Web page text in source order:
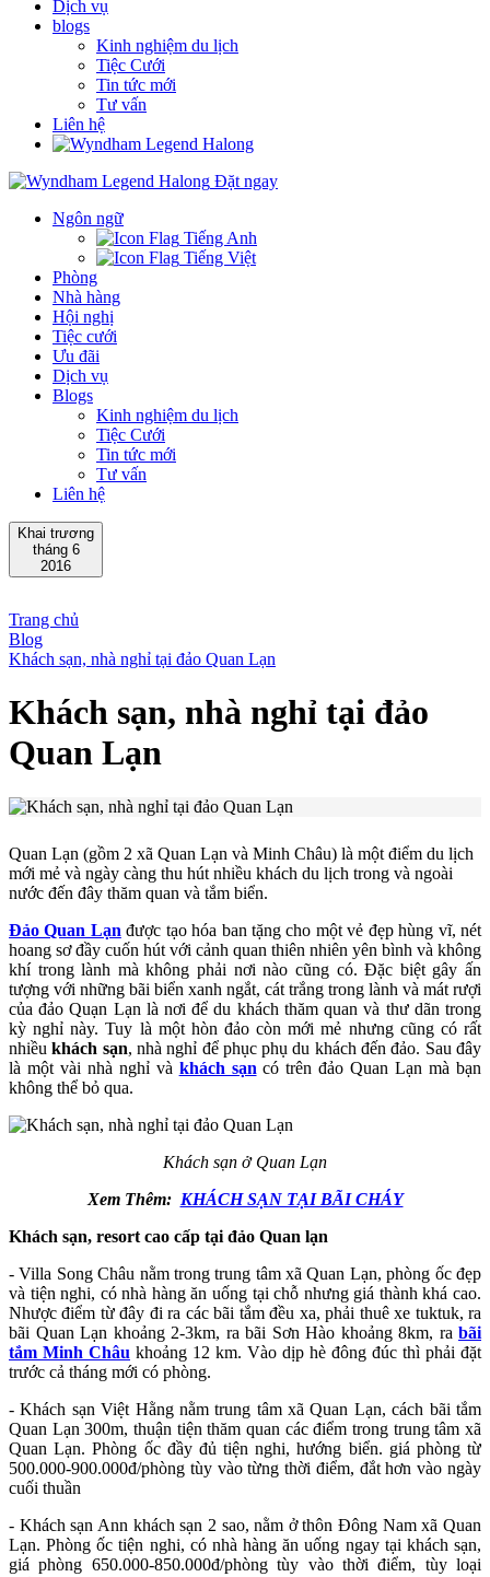
Dịch vụ
blogs
Kinh nghiệm du lịch
Tiệc Cưới
Tin tức mới
Tư vấn
Liên hệ
Đặt ngay
Ngôn ngữ
Tiếng Anh
Tiếng Việt
Phòng
Nhà hàng
Hội nghị
Tiệc cưới
Ưu đãi
Dịch vụ
Blogs
Kinh nghiệm du lịch
Tiệc Cưới
Tin tức mới
Tư vấn
Liên hệ
Khai trương
tháng 6
2016
Trang chủ
Blog
Khách sạn, nhà nghỉ tại đảo Quan Lạn
Khách sạn, nhà nghỉ tại đảo
Quan Lạn
Quan Lạn (gồm 2 xã Quan Lạn và Minh Châu) là một điểm du lịch
mới mẻ và ngày càng thu hút nhiều khách du lịch trong và ngoài
nước đến đây thăm quan và tắm biển.
Đảo Quan Lạn được tạo hóa ban tặng cho một vẻ đẹp hùng vĩ, nét
hoang sơ đầy cuốn hút với cảnh quan thiên nhiên yên bình và không
khí trong lành mà không phải nơi nào cũng có. Đặc biệt gây ấn
tượng với những bãi biển xanh ngắt, cát trắng trong lành và mát rượi
của đảo Quạn Lạn là nơi để du khách thăm quan và thư dãn trong
kỳ nghỉ này. Tuy là một hòn đảo còn mới mẻ nhưng cũng có rất
nhiềukhách sạn, nhà nghỉ để phục phụ du khách đến đảo. Sau đây
là một vài nhà nghỉ và khách sạn có trên đảo Quan Lạn mà bạn
không thể bỏ qua.
Khách sạn ở Quan Lạn
Xem Thêm: KHÁCH SẠN TẠI BÃI CHÁY
Khách sạn, resort cao cấp tại đảo Quan lạn
- Villa Song Châu nằm trong trung tâm xã Quan Lạn, phòng ốc đẹp
và tiện nghi, có nhà hàng ăn uống tại chỗ nhưng giá thành khá cao.
Nhược điểm từ đây đi ra các bãi tắm đều xa, phải thuê xe tuktuk, ra
bãi Quan Lạn khoảng 2-3km, ra bãi Sơn Hào khoảng 8km, ra bãi
tắm Minh Châu khoảng 12 km. Vào dịp hè đông đúc thì phải đặt
trước cả tháng mới có phòng.
- Khách sạn Việt Hằng nằm trung tâm xã Quan Lạn, cách bãi tắm
Quan Lạn 300m, thuận tiện thăm quan các điểm trong trung tâm xã
Quan Lạn. Phòng ốc đầy đủ tiện nghi, hướng biển. giá phòng từ
500.000-900.000đ/phòng tùy vào từng thời điểm, đắt hơn vào ngày
cuối thuần
- Khách sạn Ann khách sạn 2 sao, nằm ở thôn Đông Nam xã Quan
Lạn. Phòng ốc tiện nghi, có nhà hàng ăn uống ngay tại khách sạn,
giá phòng 650.000-850.000đ/phòng tùy vào thời điểm, tùy loại